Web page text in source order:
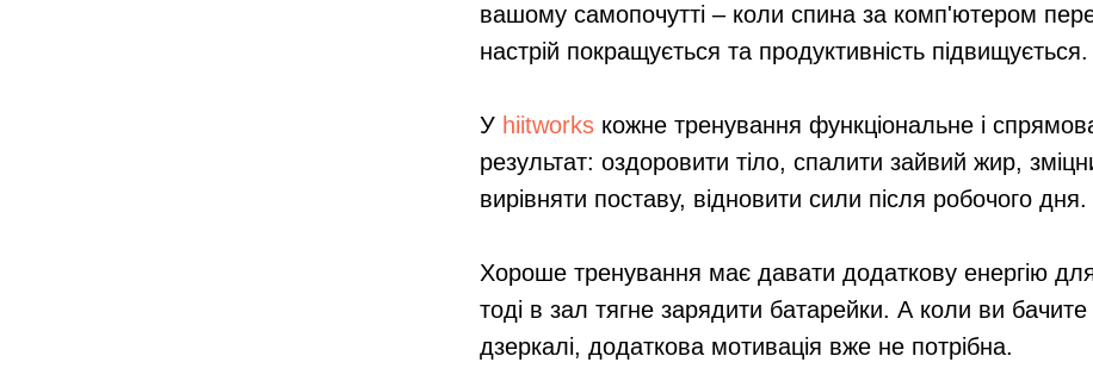
вашому самопочутті – коли спина за комп'ютером
настрій покращується та продуктивність підвищується.
У hiitworks кожне тренування функціональне і
результат: оздоровити тіло, спалити зайвий жир,
вирівняти поставу, відновити сили після робочого дня.
Хороше тренування має давати додаткову енергію
тоді в зал тягне зарядити батарейки. А коли ви бачите
дзеркалі, додаткова мотивація вже не потрібна.